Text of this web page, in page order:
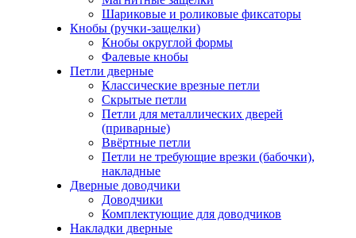
Шариковые и роликовые фиксаторы
Кнобы (ручки-защелки)
Кнобы округлой формы
Фалевые кнобы
Петли дверные
Классические врезные петли
Скрытые петли
Петли для металлических дверей
(приварные)
Ввёртные петли
Петли не требующие врезки (бабочки),
накладные
Дверные доводчики
Доводчики
Комплектующие для доводчиков
Накладки дверные